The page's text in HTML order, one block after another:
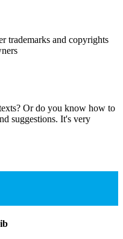
trademarks and copyrights
Or do you know how to
suggestions. It's very